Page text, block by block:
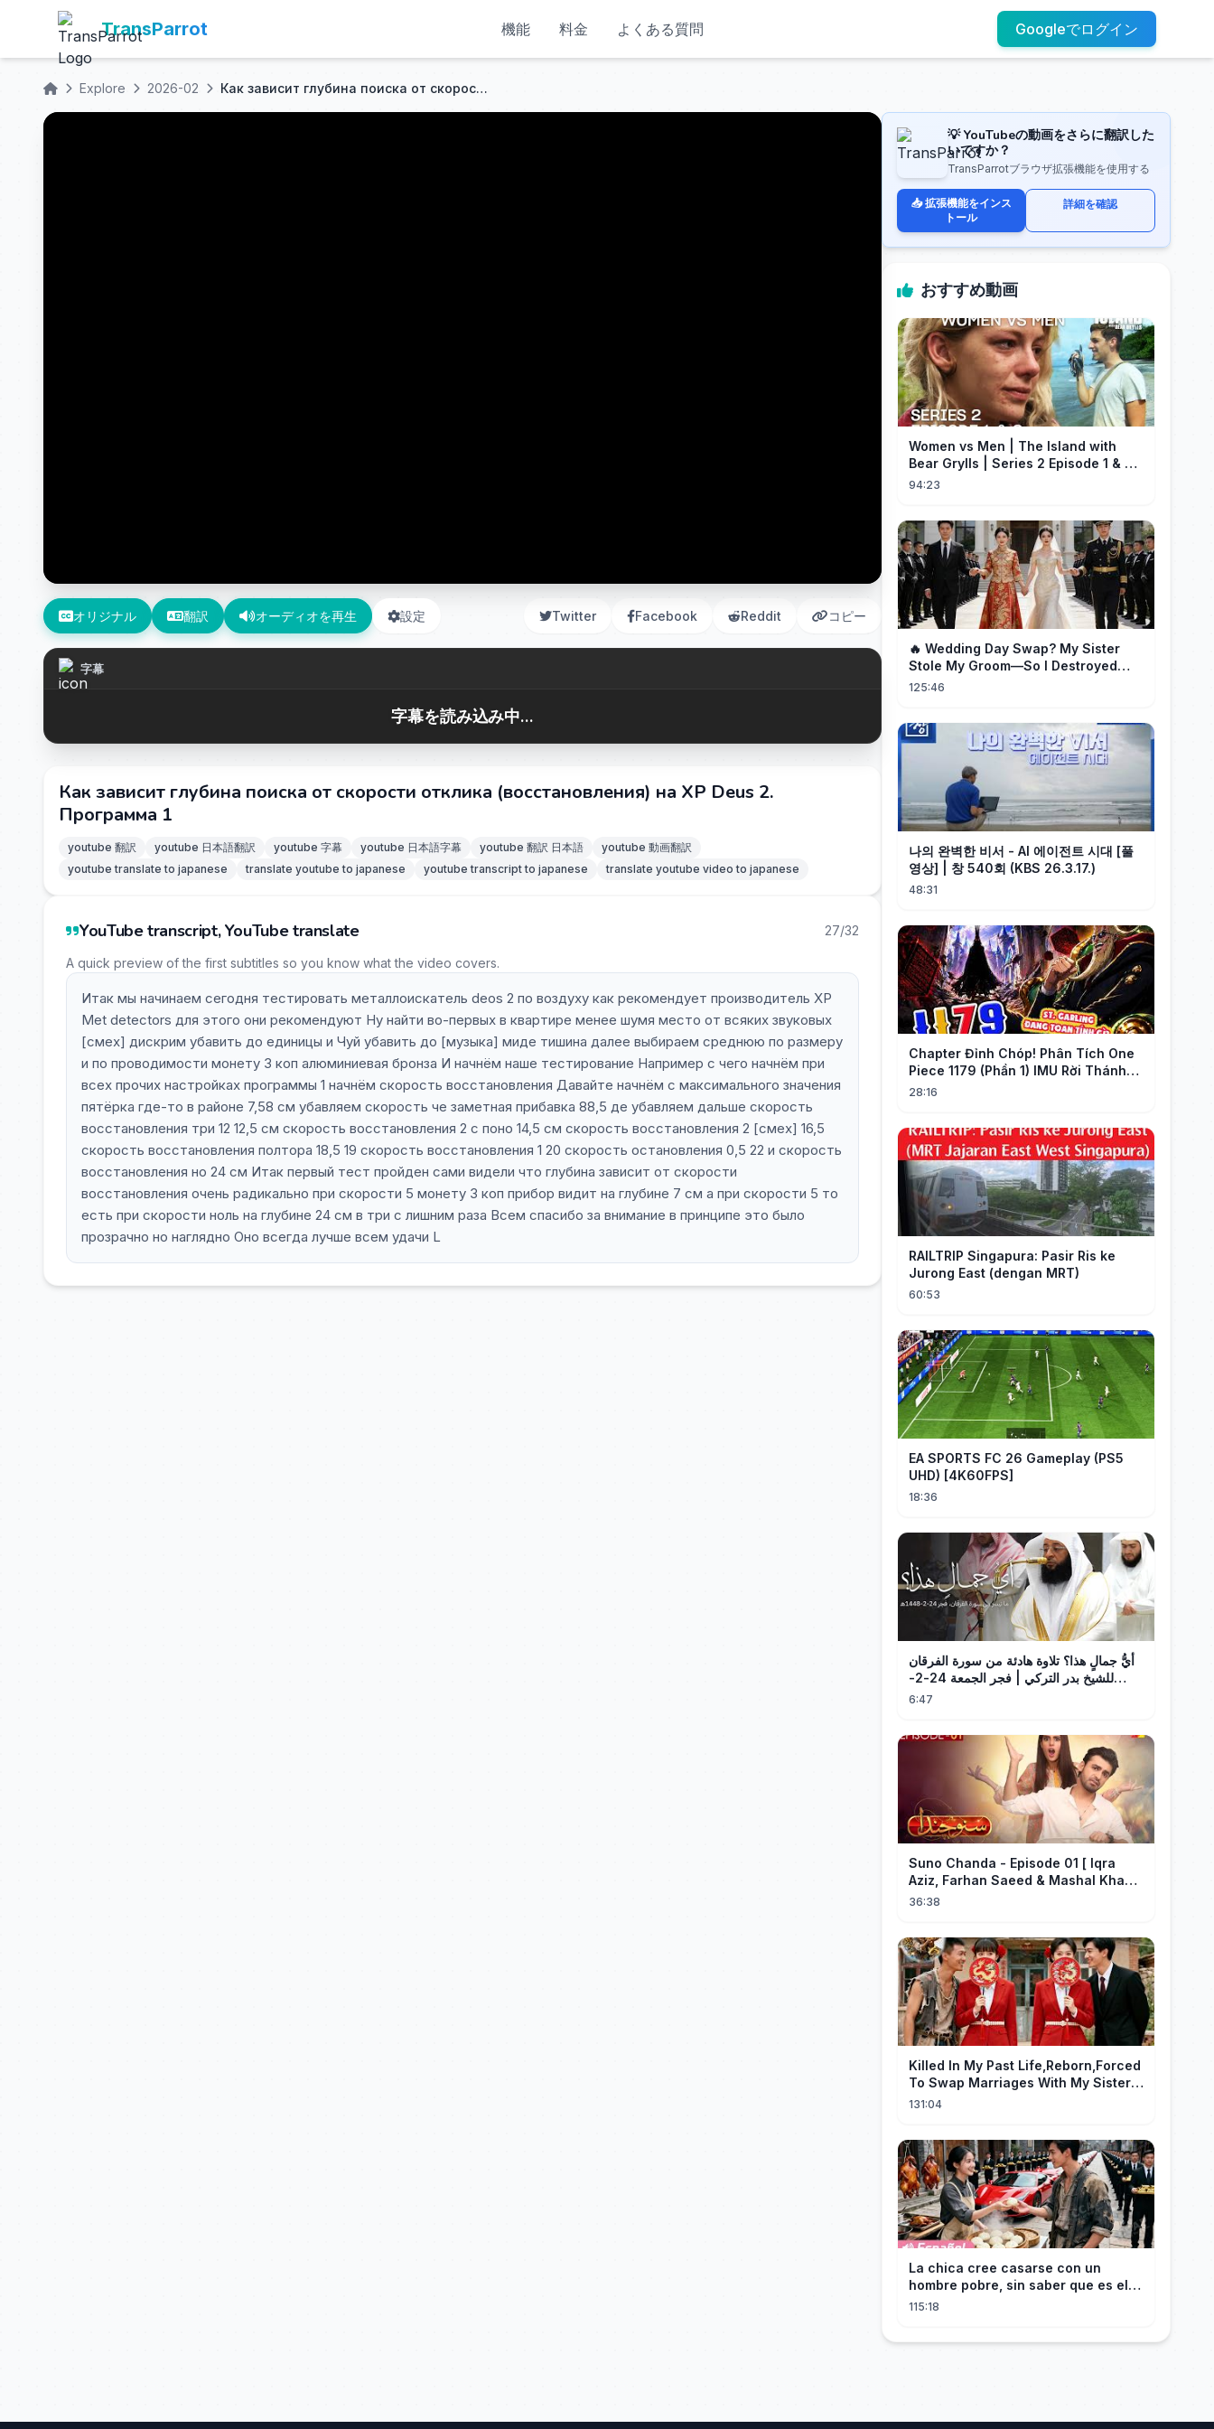
TransParrot 機能 料金 よくある質問 Googleでログイン
Explore 2026-02 Как зависит глубина поиска от скорости отклика (восстановления) на XP Deus 2. Программа 1
オリジナル 翻訳 オーディオを再生 設定 Twitter Facebook Reddit コピー
字幕
字幕を読み込み中...
Как зависит глубина поиска от скорости отклика (восстановления) на XP Deus 2.
Программа 1
youtube 翻訳 youtube 日本語翻訳 youtube 字幕 youtube 日本語字幕 youtube 翻訳 日本語
youtube 動画翻訳
youtube translate to japanese
translate youtube to japanese youtube transcript to japanese translate youtube video to japanese
YouTube transcript, YouTube translate 27/32
A quick preview of the first subtitles so you know what the video covers.
Итак мы начинаем сегодня тестировать металлоискатель deos 2 по воздуху как рекомендует производитель XP
Met detectors для этого они рекомендуют Ну найти во-первых в квартире менее шумя место от всяких звуковых
[смех] дискрим убавить до единицы и Чуй убавить до [музыка] миде тишина далее выбираем среднюю по размеру
и по проводимости монету 3 коп алюминиевая бронза И начнём наше тестирование Например с чего начнём при
всех прочих настройках программы 1 начнём скорость восстановления Давайте начнём с максимального значения
пятёрка где-то в районе 7,58 см убавляем скорость че заметная прибавка 88,5 де убавляем дальше скорость
восстановления три 12 12,5 см скорость восстановления 2 с поно 14,5 см скорость восстановления 2 [смех] 16,5
скорость восстановления полтора 18,5 19 скорость восстановления 1 20 скорость остановления 0,5 22 и скорость
восстановления но 24 см Итак первый тест пройден сами видели что глубина зависит от скорости
восстановления очень радикально при скорости 5 монету 3 коп прибор видит на глубине 7 см а при скорости 5 то
есть при скорости ноль на глубине 24 см в три с лишним раза Всем спасибо за внимание в принципе это было
прозрачно но наглядно Оно всегда лучше всем удачи L
💡 YouTubeの動画をさらに翻訳した
いですか？
TransParrotブラウザ拡張機能を使用する
📥 拡張機能をインス
トール
詳細を確認
おすすめ動画
Women vs Men | The Island with
Bear Grylls | Series 2 Episode 1 & 2 |
Full Episode
94:23
🔥 Wedding Day Swap? My Sister
Stole My Groom—So I Destroyed
Them All 👑#movie #drama
125:46
나의 완벽한 비서 - AI 에이전트 시대 [풀
영상] | 창 540회 (KBS 26.3.17.)
48:31
Chapter Đỉnh Chóp! Phân Tích One
Piece 1179 (Phần 1) IMU Rời Thánh
Địa, St. GARLING Vui Mừng?!
28:16
RAILTRIP Singapura: Pasir Ris ke
Jurong East (dengan MRT)
60:53
EA SPORTS FC 26 Gameplay (PS5
UHD) [4K60FPS]
18:36
أيُّ جمالٍ هذا؟ تلاوة هادئة من سورة الفرقان
للشيخ بدر التركي | فجر الجمعة 24-2-
1448هـ6:47
Suno Chanda - Episode 01 [ Iqra
Aziz, Farhan Saeed & Mashal Khan ]
- Funny Pakistani Drama - HUM TV
36:38
Killed In My Past Life,Reborn,Forced
To Swap Marriages With My Sister.
Now, The Wheel Of Fate Turns!
131:04
La chica cree casarse con un
hombre pobre, sin saber que es el
hombre más rico del mundo
115:18